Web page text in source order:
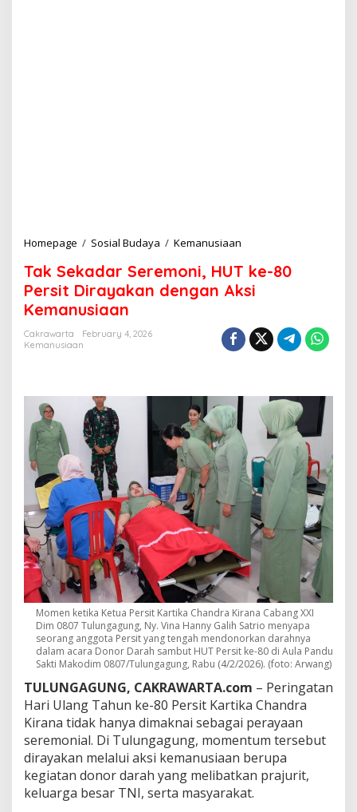
Homepage / Sosial Budaya / Kemanusiaan
k
S
e
a
d
e
r
e
m
o
n
,
k
e
-
8
0
P
e
r
i
t
D
i
r
a
y
a
Tak Sekadar Seremoni, HUT ke-80
Persit Dirayakan dengan Aksi
Kemanusiaan
Cakrawarta
February 4, 2026
Kemanusiaan
Momen ketika Ketua Persit Kartika Chandra Kirana Cabang XXI
Dim 0807 Tulungagung, Ny. Vina Hanny Galih Satrio menyapa
seorang anggota Persit yang tengah mendonorkan darahnya
dalam acara Donor Darah sambut HUT Persit ke-80 di Aula Pandu
Sakti Makodim 0807/Tulungagung, Rabu (4/2/2026). (foto: Arwang)
TULUNGAGUNG, CAKRAWARTA.com – Peringatan
Hari Ulang Tahun ke-80 Persit Kartika Chandra
Kirana tidak hanya dimaknai sebagai perayaan
seremonial. Di Tulungagung, momentum tersebut
dirayakan melalui aksi kemanusiaan berupa
kegiatan donor darah yang melibatkan prajurit,
keluarga besar TNI, serta masyarakat.